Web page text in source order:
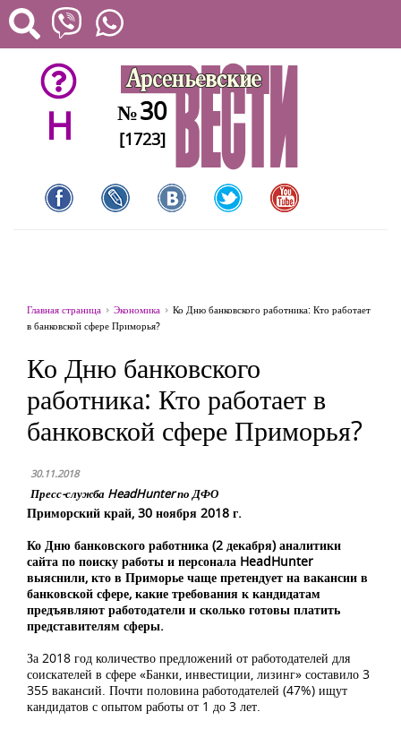
H №30
[1723]
Главная страница Экономика
Ко Дню банковского работника: Кто работает
в банковской сфере Приморья?
Ко Дню банковского
работника: Кто работает в
банковской сфере Приморья?
30.11.2018
Пресс-служба HeadHunter по ДФО
Приморский край, 30 ноября 2018 г.
Ко Дню банковского работника (2 декабря) аналитики
сайта по поиску работы и персонала HeadHunter
выяснили, кто в Приморье чаще претендует на вакансии в
банковской сфере, какие требования к кандидатам
предъявляют работодатели и сколько готовы платить
представителям сферы.
За 2018 год количество предложений от работодателей для
соискателей в сфере «Банки, инвестиции, лизинг» составило 3
355 вакансий. Почти половина работодателей (47%) ищут
кандидатов с опытом работы от 1 до 3 лет.